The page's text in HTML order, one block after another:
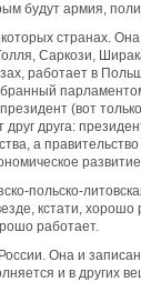
будут армия,
странах.
Саркози,
работает в
(вот
друга:
а
польско-
кстати, хорошо
работает.
Она и
и в других